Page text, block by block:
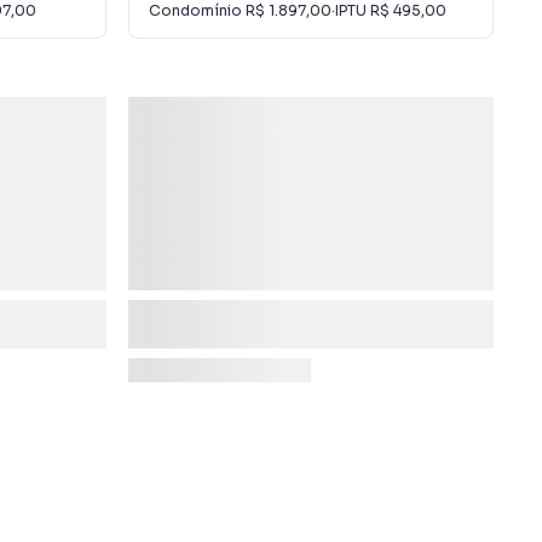
Condomínio R$ 1.897,00·IPTU R$ 495,00